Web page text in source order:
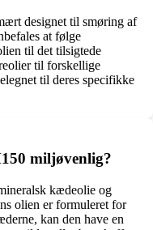
designet til smøring af
at følge
til det tilsigtede
til forskellige
til deres specifikke
miljøvenlig?
kædeolie og
olien er formuleret for
kan den have en